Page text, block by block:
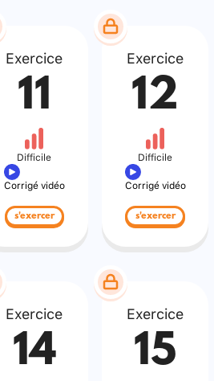
Exercice
11
Difficile
Corrigé vidéo
s'exercer
Exercice
12
Difficile
Corrigé vidéo
s'exercer
Exercice
14
Exercice
15